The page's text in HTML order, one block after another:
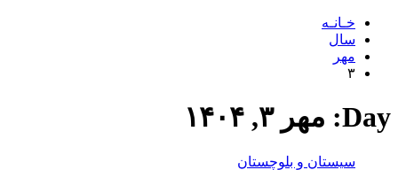
خـانـه
سال
مهر
۳
Day: مهر ۳, ۱۴۰۴
سیستان و بلوچستان